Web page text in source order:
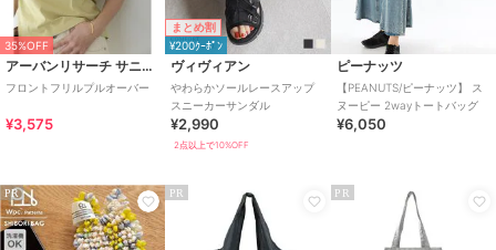
35%OFF
アーバンリサーチ サニーレーベル
フロントフリルプルオーバー
¥3,575
まとめ割
¥200ｸｰﾎﾟﾝ
ヴィヴィアン
やわらかソールレースアップ
スニーカーサンダル
¥2,990
2点以上で10%OFF
ピーナッツ
【PEANUTS/ピーナッツ】 ス
ヌーピー 2wayトートバッグ
¥6,050
PR PR PR